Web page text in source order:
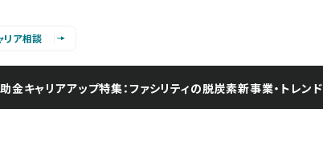
リア相談
金キャリアアップ特集：ファシリティの脱炭素新事業・トレンド